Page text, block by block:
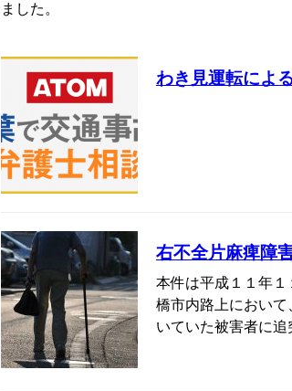
ました。
わき見運転によ
右不全片麻痺障
本件は平成１１年
橋市内路上におい
いていた被害者に追